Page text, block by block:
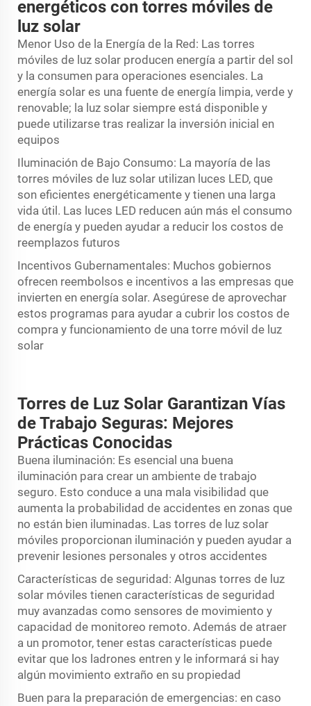
energéticos con torres móviles de
luz solar
Menor Uso de la Energía de la Red: Las torres
móviles de luz solar producen energía a partir del sol
y la consumen para operaciones esenciales. La
energía solar es una fuente de energía limpia, verde y
renovable; la luz solar siempre está disponible y
puede utilizarse tras realizar la inversión inicial en
equipos
Iluminación de Bajo Consumo: La mayoría de las
torres móviles de luz solar utilizan luces LED, que
son eficientes energéticamente y tienen una larga
vida útil. Las luces LED reducen aún más el consumo
de energía y pueden ayudar a reducir los costos de
reemplazos futuros
Incentivos Gubernamentales: Muchos gobiernos
ofrecen reembolsos e incentivos a las empresas que
invierten en energía solar. Asegúrese de aprovechar
estos programas para ayudar a cubrir los costos de
compra y funcionamiento de una torre móvil de luz
solar
Torres de Luz Solar Garantizan Vías
de Trabajo Seguras: Mejores
Prácticas Conocidas
Buena iluminación: Es esencial una buena
iluminación para crear un ambiente de trabajo
seguro. Esto conduce a una mala visibilidad que
aumenta la probabilidad de accidentes en zonas que
no están bien iluminadas. Las torres de luz solar
móviles proporcionan iluminación y pueden ayudar a
prevenir lesiones personales y otros accidentes
Características de seguridad: Algunas torres de luz
solar móviles tienen características de seguridad
muy avanzadas como sensores de movimiento y
capacidad de monitoreo remoto. Además de atraer
a un promotor, tener estas características puede
evitar que los ladrones entren y le informará si hay
algún movimiento extraño en su propiedad
Buen para la preparación de emergencias: en caso